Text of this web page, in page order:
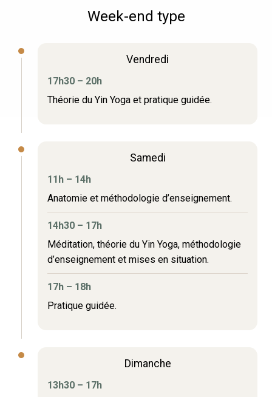
Week-end type
Vendredi
17h30 – 20h
Théorie du Yin Yoga et pratique guidée.
Samedi
11h – 14h
Anatomie et méthodologie d’enseignement.
14h30 – 17h
Méditation, théorie du Yin Yoga, méthodologie
d’enseignement et mises en situation.
17h – 18h
Pratique guidée.
Dimanche
13h30 – 17h